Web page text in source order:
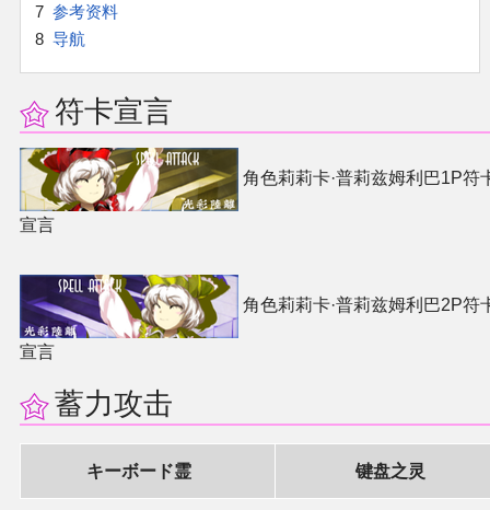
7 参考资料
8 导航
符卡宣言
角色莉莉卡·普莉兹姆利巴1P符
宣言
角色莉莉卡·普莉兹姆利巴2P符
宣言
蓄力攻击
キーボード霊 键盘之灵
游戏攻略
其他相关项目
二次创作与活动
展会作品列表
同人社团列表